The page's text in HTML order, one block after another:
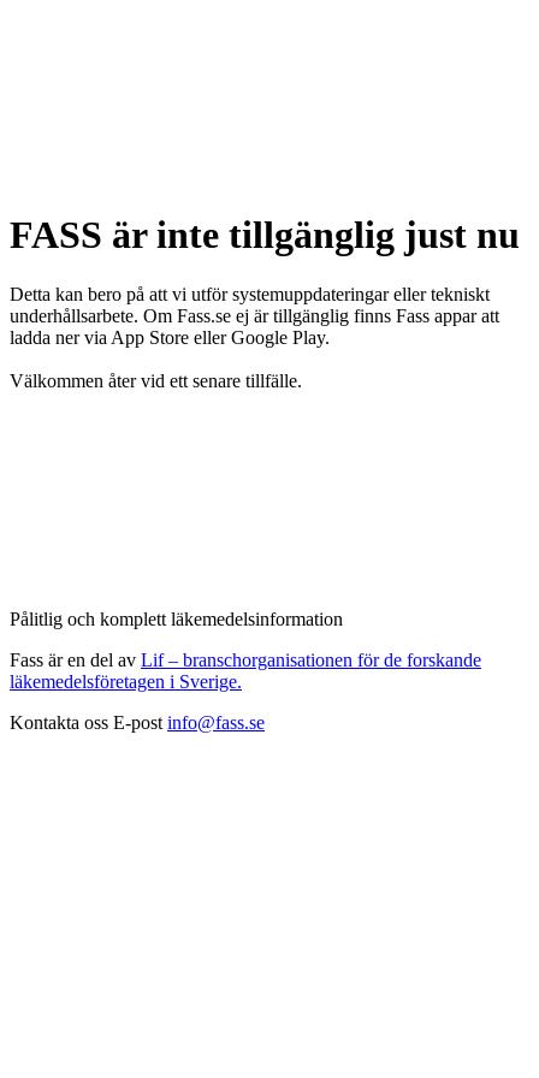
FASS är inte tillgänglig just nu
Detta kan bero på att vi utför systemuppdateringar eller tekniskt
underhållsarbete. Om Fass.se ej är tillgänglig finns Fass appar att
ladda ner via App Store eller Google Play.
Välkommen åter vid ett senare tillfälle.
Pålitlig och komplett läkemedelsinformation
Fass är en del av Lif – branschorganisationen för de forskande
läkemedelsföretagen i Sverige.
Kontakta oss E-post info@fass.se